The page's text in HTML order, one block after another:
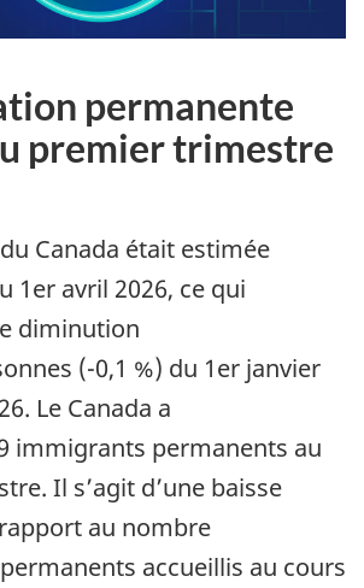
permanente
premier trimestre
Canada était estimée
1er avril 2026, ce qui
diminution
(-0,1 %) du 1er janvier
Le Canada a
immigrants permanents au
Il s’agit d’une baisse
au nombre
accueillis au cours